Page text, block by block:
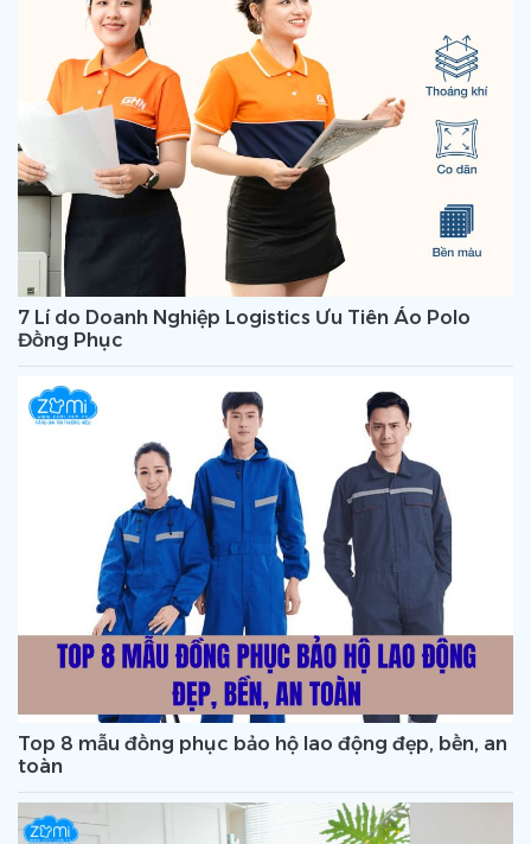
7 Lí do Doanh Nghiệp Logistics Ưu Tiên Áo Polo
Đồng Phục
Top 8 mẫu đồng phục bảo hộ lao động đẹp, bền, an
toàn